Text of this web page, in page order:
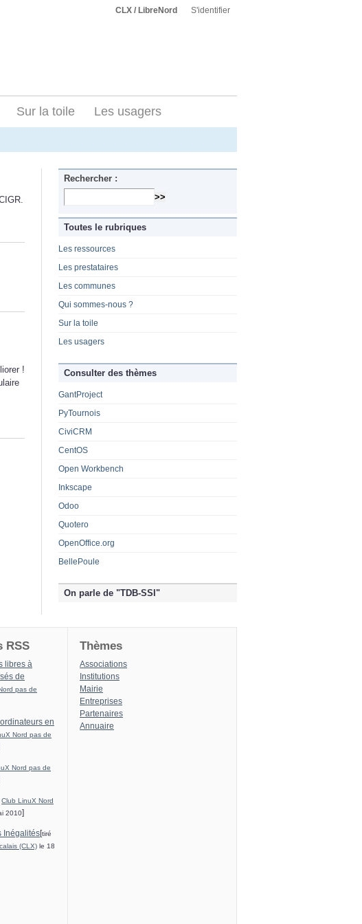
CLX / LibreNord S'identifier
Sur la toile Les usagers
!
Rechercher :
Toutes le rubriques
Les ressources
Les prestataires
Les communes
Qui sommes-nous ?
Sur la toile
Les usagers
Consulter des thèmes
GantProject
PyTournois
CiviCRM
CentOS
Open Workbench
Inkscape
Odoo
Quotero
OpenOffice.org
BellePoule
On parle de "TDB-SSI"
RSS
libres à
de
pas de
en
Nord pas de
Nord pas de
Club LinuX Nord
2010]
Inégalités[tiré
(CLX) le 18
Thèmes
Associations
Institutions
Mairie
Entreprises
Partenaires
Annuaire